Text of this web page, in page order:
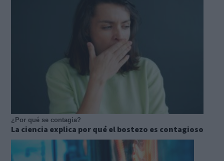
¿Por qué se contagia?
La ciencia explica por qué el bostezo es contagioso